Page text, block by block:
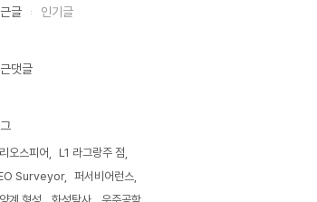
글 인기글
댓글
오스피어
L1 라그랑주 점
Surveyor
퍼서비어런스